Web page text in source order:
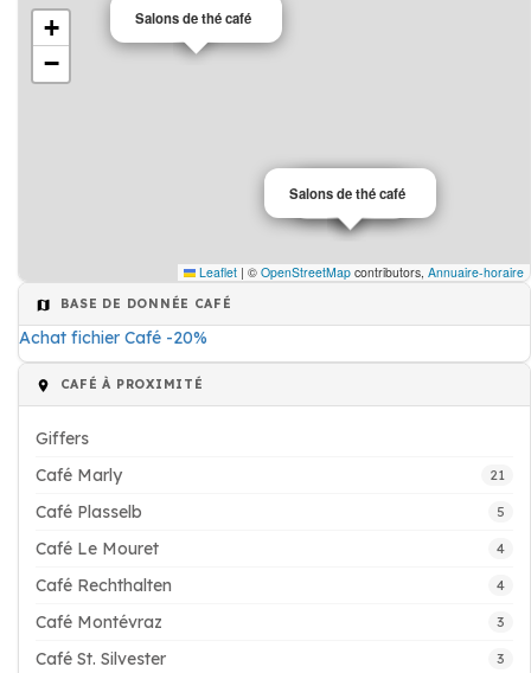
Café
Salons de thé café
Salons de thé café
+
−
Leaflet | © OpenStreetMap contributors, Annuaire-horaire
BASE DE DONNÉE CAFÉ
Achat fichier Café -20%
CAFÉ À PROXIMITÉ
Giffers
Café Marly
21
Café Plasselb 5
Café Le Mouret 4
Café Rechthalten 4
Café Montévraz 3
Café St. Silvester 3